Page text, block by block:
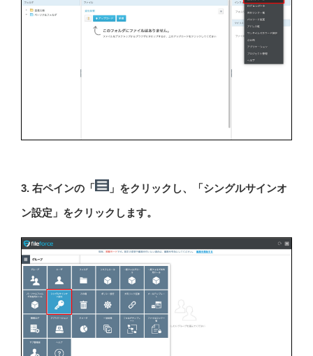
3. 右ペインの「 」をクリックし、「シングルサインオ
ン設定」をクリックします。